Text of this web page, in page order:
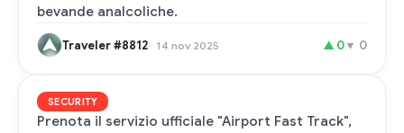
bevande analcoliche.
Traveler #8812 14 nov 2025 ▲ 0▼ 0
SECURITY
Prenota il servizio ufficiale "Airport Fast Track",